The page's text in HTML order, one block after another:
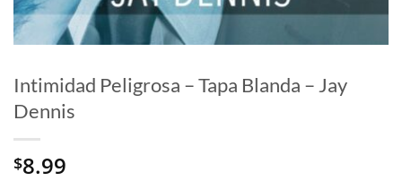
Intimidad Peligrosa – Tapa Blanda – Jay
Dennis
$8.99